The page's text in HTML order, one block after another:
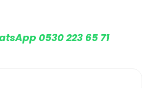
0530 223 65 71